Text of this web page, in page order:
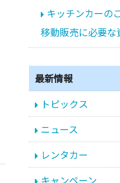
キッチンカーの
移動販売に必要
最新情報
トピックス
ニュース
レンタカー
キャンペーン